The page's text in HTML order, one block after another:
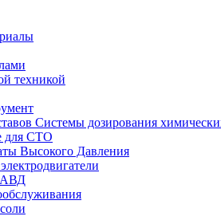
техникой
Системы дозирования
для СТО
Высокого Давления
АВД